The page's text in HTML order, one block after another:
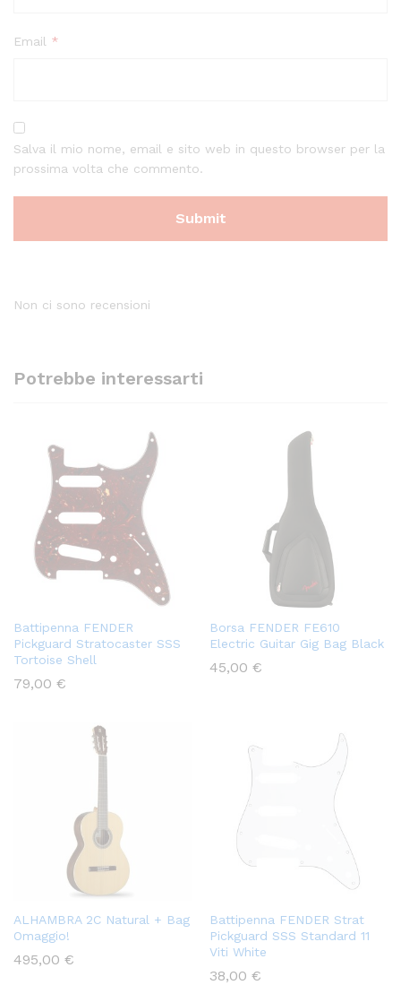
Email *
Salva il mio nome, email e sito web in questo browser per la
prossima volta che commento.
Non ci sono recensioni
Potrebbe interessarti
Battipenna FENDER
Pickguard Stratocaster SSS
Tortoise Shell
79,00 €
Borsa FENDER FE610
Electric Guitar Gig Bag Black
45,00 €
ALHAMBRA 2C Natural + Bag
Omaggio!
495,00 €
Battipenna FENDER Strat
Pickguard SSS Standard 11
Viti White
38,00 €